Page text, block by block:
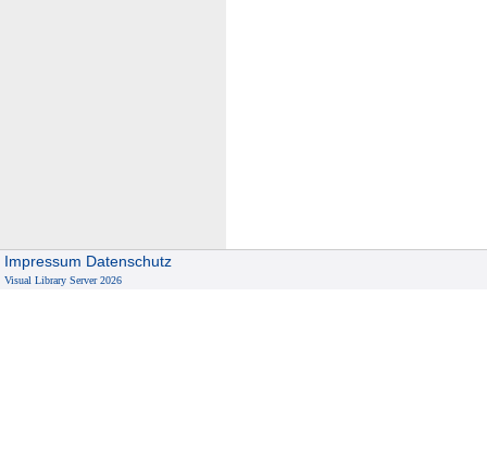
Impressum Datenschutz
Visual Library Server 2026